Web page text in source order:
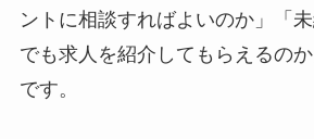
ントに相談すればよいのか」「
でも求人を紹介してもらえるの
です。